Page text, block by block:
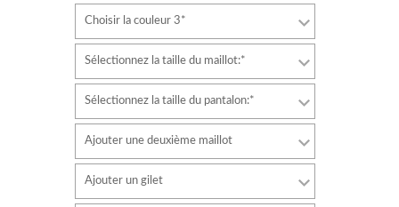
Choisir la couleur 3*
Sélectionnez la taille du maillot:*
Sélectionnez la taille du pantalon:*
Ajouter une deuxième maillot
Ajouter un gilet